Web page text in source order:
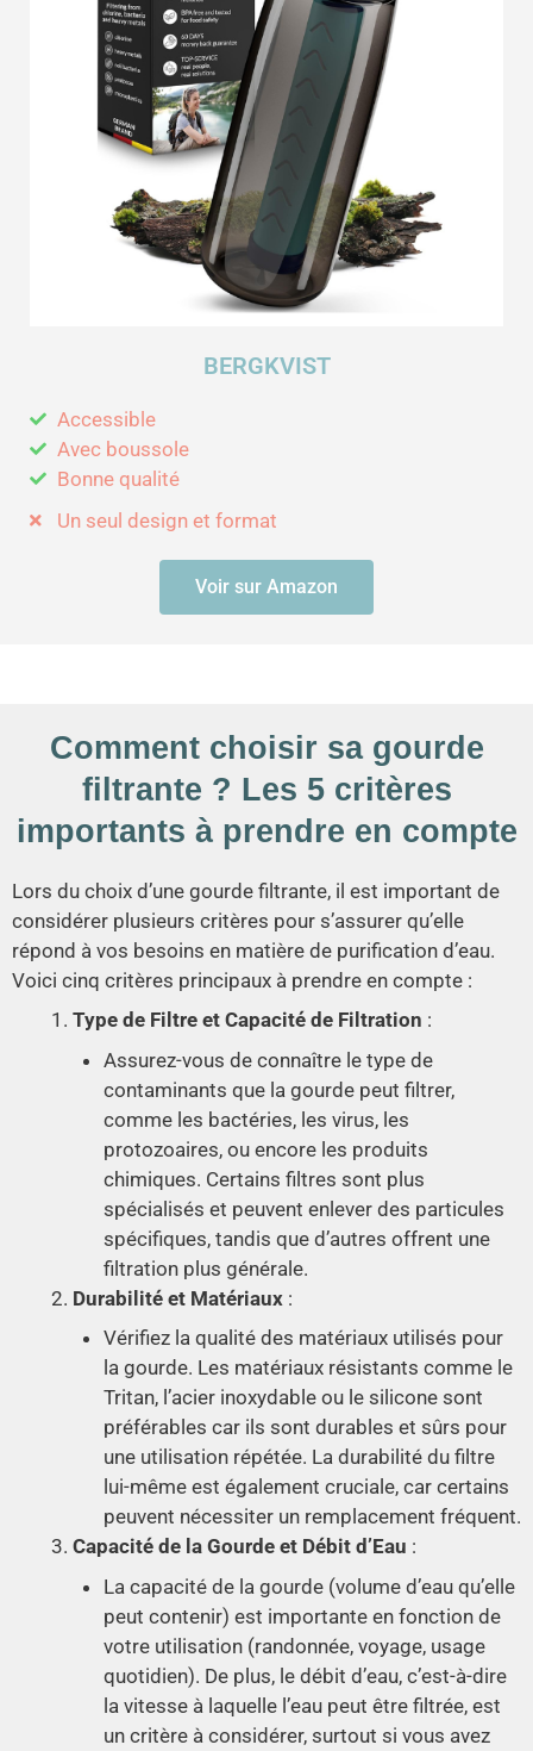
s
r
5
BERGKVIST
Accessible
Avec boussole
Bonne qualité
Un seul design et format
Voir sur Amazon
Comment choisir sa gourde
filtrante ? Les 5 critères
importants à prendre en compte
Lors du choix d’une gourde filtrante, il est important de
considérer plusieurs critères pour s’assurer qu’elle
répond à vos besoins en matière de purification d’eau.
Voici cinq critères principaux à prendre en compte :
Type de Filtre et Capacité de Filtration :
Assurez-vous de connaître le type de
contaminants que la gourde peut filtrer,
comme les bactéries, les virus, les
protozoaires, ou encore les produits
chimiques. Certains filtres sont plus
spécialisés et peuvent enlever des particules
spécifiques, tandis que d’autres offrent une
filtration plus générale.
Durabilité et Matériaux :
Vérifiez la qualité des matériaux utilisés pour
la gourde. Les matériaux résistants comme le
Tritan, l’acier inoxydable ou le silicone sont
préférables car ils sont durables et sûrs pour
une utilisation répétée. La durabilité du filtre
lui-même est également cruciale, car certains
peuvent nécessiter un remplacement fréquent.
Capacité de la Gourde et Débit d’Eau :
La capacité de la gourde (volume d’eau qu’elle
peut contenir) est importante en fonction de
votre utilisation (randonnée, voyage, usage
quotidien). De plus, le débit d’eau, c’est-à-dire
la vitesse à laquelle l’eau peut être filtrée, est
un critère à considérer, surtout si vous avez